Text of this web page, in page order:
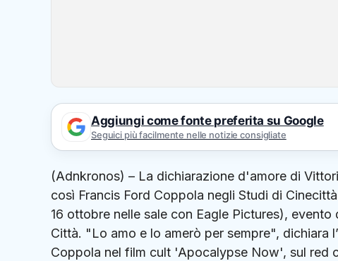
Aggiungi come fonte preferita su Google
Seguici più facilmente nelle notizie consigliate
(Adnkronos) – La dichiarazione d'amore di
così Francis Ford Coppola negli Studi di
16 ottobre nelle sale con Eagle Pictures),
Città. "Lo amo e lo amerò per sempre", dichiara
Coppola nel film cult 'Apocalypse Now', sul red